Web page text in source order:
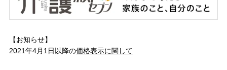
【お知らせ】
2021年4月1日以降の価格表示に関して